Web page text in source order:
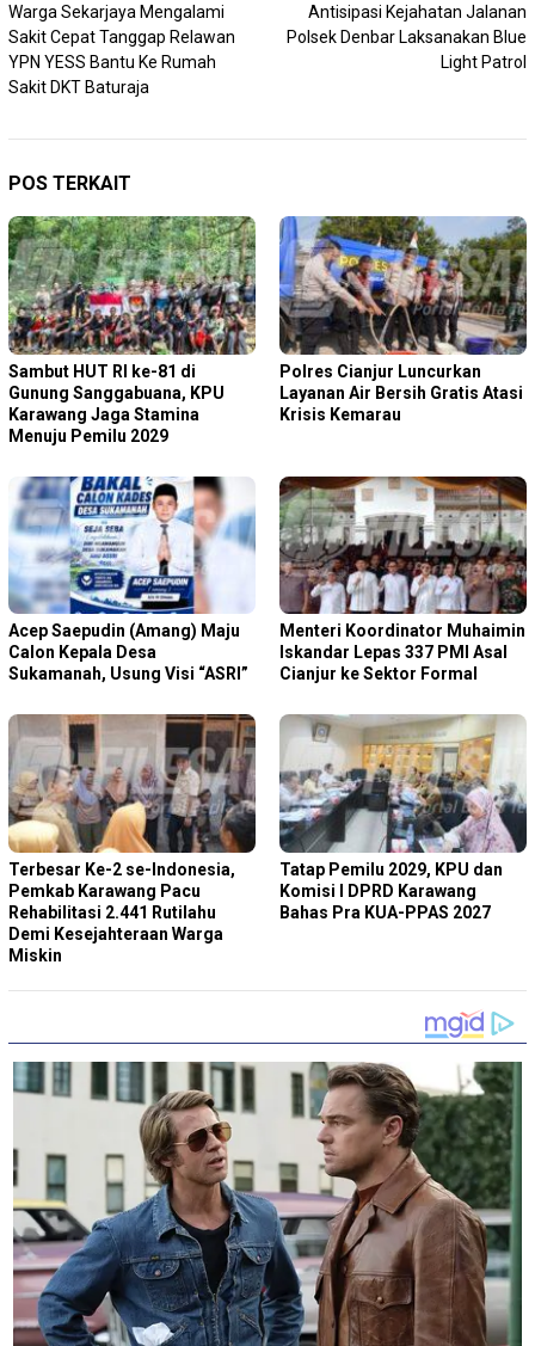
pos
Warga Sekarjaya Mengalami
Sakit Cepat Tanggap Relawan
YPN YESS Bantu Ke Rumah
Sakit DKT Baturaja
Antisipasi Kejahatan Jalanan
Polsek Denbar Laksanakan Blue
Light Patrol
POS TERKAIT
Sambut HUT RI ke-81 di
Gunung Sanggabuana, KPU
Karawang Jaga Stamina
Menuju Pemilu 2029
Polres Cianjur Luncurkan
Layanan Air Bersih Gratis Atasi
Krisis Kemarau
Acep Saepudin (Amang) Maju
Calon Kepala Desa
Sukamanah, Usung Visi “ASRI”
Menteri Koordinator Muhaimin
Iskandar Lepas 337 PMI Asal
Cianjur ke Sektor Formal
Terbesar Ke-2 se-Indonesia,
Pemkab Karawang Pacu
Rehabilitasi 2.441 Rutilahu
Demi Kesejahteraan Warga
Miskin
Tatap Pemilu 2029, KPU dan
Komisi I DPRD Karawang
Bahas Pra KUA-PPAS 2027